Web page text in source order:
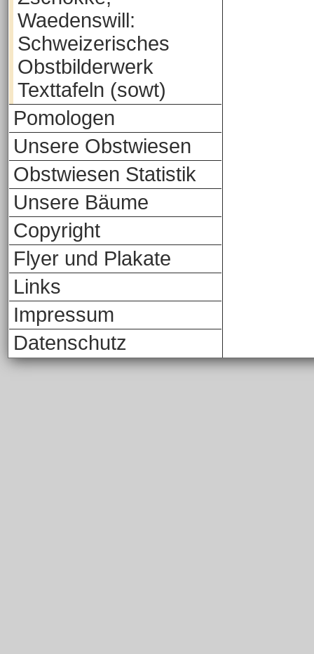
Waedenswill:
Schweizerisches
Obstbilderwerk
Texttafeln (sowt)
Pomologen
Unsere Obstwiesen
Obstwiesen Statistik
Unsere Bäume
Copyright
Flyer und Plakate
Links
Impressum
Datenschutz